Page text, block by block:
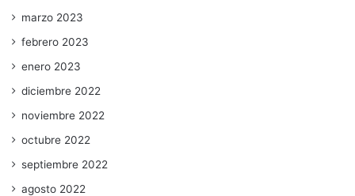
marzo 2023
febrero 2023
enero 2023
diciembre 2022
noviembre 2022
octubre 2022
septiembre 2022
agosto 2022